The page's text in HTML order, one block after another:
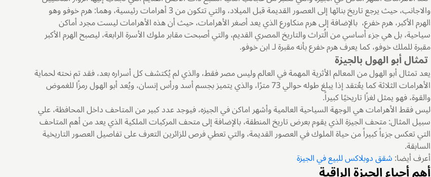
والاجانب، حيث يرجع تاريخ بنائها إلى العصور القديمة قبل الميلاد، والتي تتكون من 3 أهرامات رئيسية، وهما: هرم خوفو وهو
الهرم الأكبر، هرم خفرع، بالإضافة إلى هرم منكاورع الذي يعد أصغر الأهرامات، حيث أن هذه الأهرامات ليست مجرد أماكن
سياحية، بل هي جزء أساسي من الُتراث والتاريخ المصري القديم، والتي أصبحت مقابر ملوك الأسرة الرابعة، ليصبح الهرم الأكبر
مقبرة للملك خوفو، كما يعرف هرم خفرع بأنه مقبرة لـ ابن خوفو.
تمثال أبو الهول بالجيزة
يعد تمثال أبو الهول من المعالم الأثرية المهمة في العالم وليس مصر فقط، والذي لم يُكتشف كل أسراره بعد، فقد تم نحته لحماية
الأهرامات الثلاثة كما يعُتقد إذا يبلغ طوله حوالي 73 مترًا، والذي يتميز بجسم أسد ورأس إنسان، ويُعد أبو الهول رمزًا للغموض
والقوة، فهو يمثل لغزًا تاريخيًا كبيراً.
ليس فقط الأهرامات هي الوجهة السياحية العالمية وأشهر اماكن في الجيزه، فيوجد عدد كبير من المتاحف داخل المحافظة، علي
سبيل المثال: متحف الجيزة الذي يقوم بعرض تاريخ المنطقة، بالإضافة إلى متحف المركبات الملكية الذي يعد من أهم المتاحف
التي تعكس جزءاً كبيراً من حياة الملوك في العصور القديمة، والتي تعطي فرص للزائرين التعرف على تفاصيل العصور التاريخية
السابقة.
أعرف أيضا:شقق دوبلاكس للبيع في الجيزة